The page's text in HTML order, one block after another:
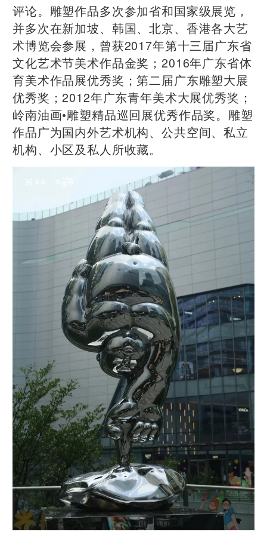
评论。雕塑作品多次参加省和国家级展览，
并多次在新加坡、韩国、北京、香港各大艺
术博览会参展，曾获2017年第十三届广东省
文化艺术节美术作品金奖；2016年广东省体
育美术作品展优秀奖；第二届广东雕塑大展
优秀奖；2012年广东青年美术大展优秀奖；
岭南油画•雕塑精品巡回展优秀作品奖。雕塑
作品广为国内外艺术机构、公共空间、私立
机构、小区及私人所收藏。